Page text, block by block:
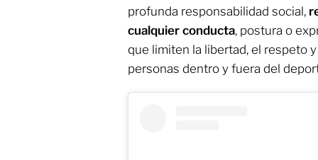
profunda responsabilidad social,
cualquier conducta, postura o
que limiten la libertad, el respeto
personas dentro y fuera del